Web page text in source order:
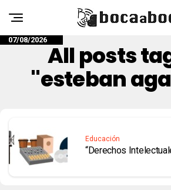
07/08/2026
All posts
"esteban
Educación
“Derechos